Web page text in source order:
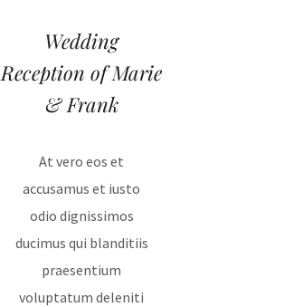
Wedding
Reception of Marie
& Frank
At vero eos et
accusamus et iusto
odio dignissimos
ducimus qui blanditiis
praesentium
voluptatum deleniti